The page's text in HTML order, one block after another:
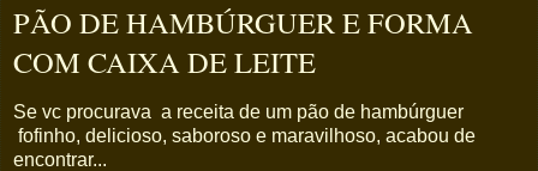
PÃO DE HAMBÚRGUER E FORMA
COM CAIXA DE LEITE
Se vc procurava a receita de um pão de hambúrguer
fofinho, delicioso, saboroso e maravilhoso, acabou de
encontrar...